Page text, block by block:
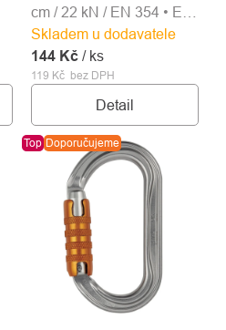
Skladem u dodavatele
119 Kč bez DPH
144 Kč / ks
Detail
cm / 22 kN / EN 354 • EN
566 • EN 795B
Top Doporučujeme